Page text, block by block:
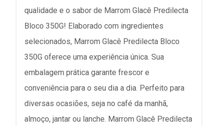
qualidade e o sabor de Marrom Glacê Predilecta
Bloco 350G! Elaborado com ingredientes
selecionados, Marrom Glacê Predilecta Bloco
350G oferece uma experiência única. Sua
embalagem prática garante frescor e
conveniência para o seu dia a dia. Perfeito para
diversas ocasiões, seja no café da manhã,
almoço, jantar ou lanche. Marrom Glacê Predilecta